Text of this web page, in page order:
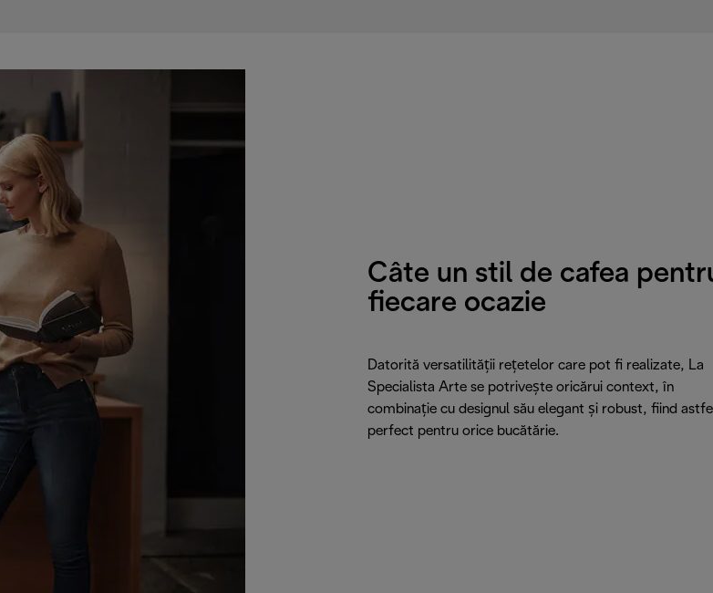
Câte un stil de cafea
fiecare ocazie
Datorită versatilității rețetelor care pot fi realizate, La
Specialista Arte se potrivește oricărui context, în
combinație cu designul său elegant și robust, fiind
perfect pentru orice bucătărie.